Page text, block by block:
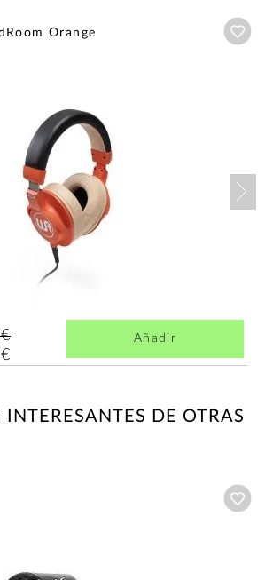
Orange
Añadir
INTERESANTES DE OTRAS